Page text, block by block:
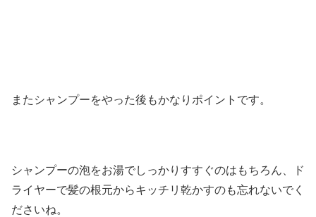
またシャンプーをやった後もかなりポイントです。
シャンプーの泡をお湯でしっかりすすぐのはもちろん、ド
ライヤーで髪の根元からキッチリ乾かすのも忘れないでく
ださいね。